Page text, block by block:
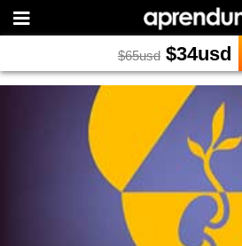
$65usd $34usd